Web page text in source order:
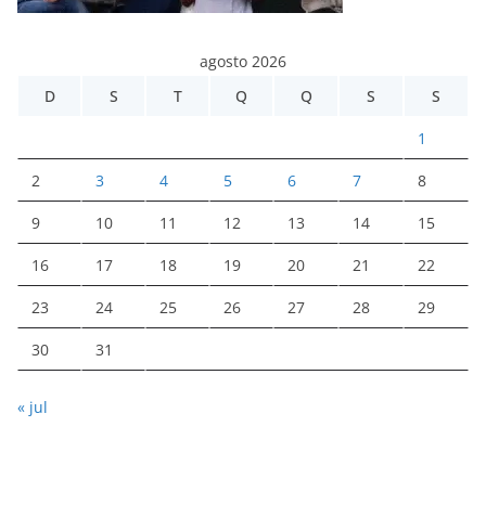
agosto 2026
D
S T Q Q S S
1
2 3 4 5 6 7 8
9 10 11 12 13 14 15
16 17 18 19 20 21 22
23 24 25 26 27 28 29
30 31
« jul